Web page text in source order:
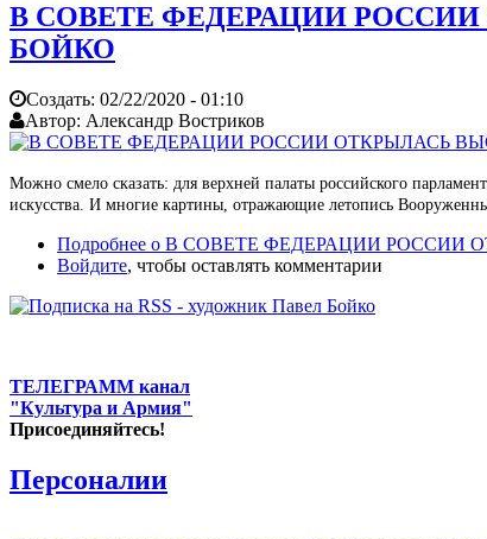
В СОВЕТЕ ФЕДЕРАЦИИ
БОЙКО
Создать: 02/22/2020 - 01:10
Автор: Александр Востриков
Можно смело сказать: для верхней палаты российского
искусства. И многие картины, отражающие летопись
Подробнее о В СОВЕТЕ ФЕДЕРАЦИИ РОССИИ
Войдите, чтобы оставлять комментарии
ТЕЛЕГРАММ канал
"Культура и Армия"
Присоединяйтесь!
Персоналии